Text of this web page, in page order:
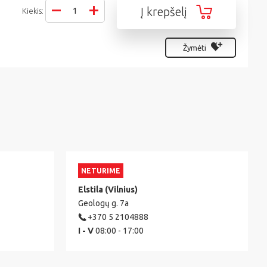
Į krepšelį
Kiekis:
Žymėti
NETURIME
Elstila (Vilnius)
Geologų g. 7a
+370 5 2104888
I - V08:00 - 17:00